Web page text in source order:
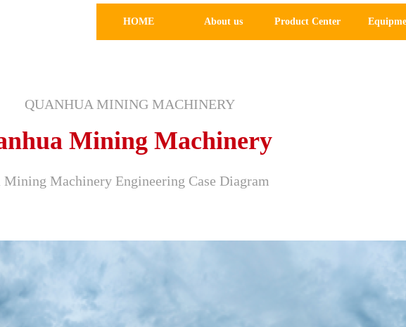
HOME About us Product Center
Mining Machinery
QUANHUA MINING MACHINERY
Mining Machinery Engineering Case Diagram